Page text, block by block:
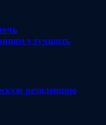
улучшить
резиденцию